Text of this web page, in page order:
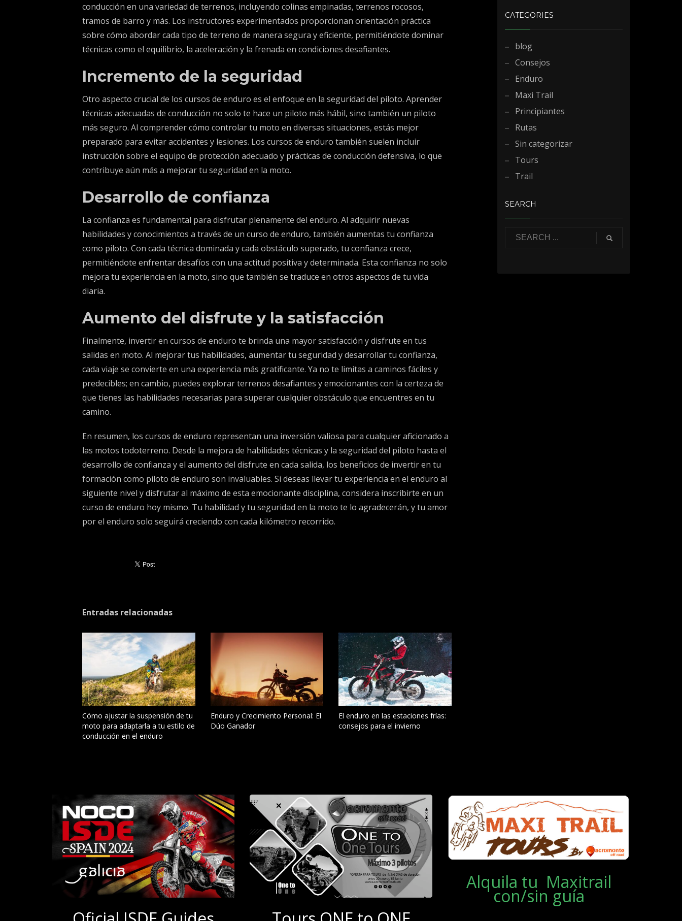
conducción en una variedad de terrenos, incluyendo colinas empinadas, terrenos rocosos,
tramos de barro y más. Los instructores experimentados proporcionan orientación práctica
sobre cómo abordar cada tipo de terreno de manera segura y eficiente, permitiéndote dominar
técnicas como el equilibrio, la aceleración y la frenada en condiciones desafiantes.
Incremento de la seguridad
Otro aspecto crucial de los cursos de enduro es el enfoque en la seguridad del piloto. Aprender
técnicas adecuadas de conducción no solo te hace un piloto más hábil, sino también un piloto
más seguro. Al comprender cómo controlar tu moto en diversas situaciones, estás mejor
preparado para evitar accidentes y lesiones. Los cursos de enduro también suelen incluir
instrucción sobre el equipo de protección adecuado y prácticas de conducción defensiva, lo que
contribuye aún más a mejorar tu seguridad en la moto.
Desarrollo de confianza
La confianza es fundamental para disfrutar plenamente del enduro. Al adquirir nuevas
habilidades y conocimientos a través de un curso de enduro, también aumentas tu confianza
como piloto. Con cada técnica dominada y cada obstáculo superado, tu confianza crece,
permitiéndote enfrentar desafíos con una actitud positiva y determinada. Esta confianza no solo
mejora tu experiencia en la moto, sino que también se traduce en otros aspectos de tu vida
diaria.
Aumento del disfrute y la satisfacción
Finalmente, invertir en cursos de enduro te brinda una mayor satisfacción y disfrute en tus
salidas en moto. Al mejorar tus habilidades, aumentar tu seguridad y desarrollar tu confianza,
cada viaje se convierte en una experiencia más gratificante. Ya no te limitas a caminos fáciles y
predecibles; en cambio, puedes explorar terrenos desafiantes y emocionantes con la certeza de
que tienes las habilidades necesarias para superar cualquier obstáculo que encuentres en tu
camino.
En resumen, los cursos de enduro representan una inversión valiosa para cualquier aficionado a
las motos todoterreno. Desde la mejora de habilidades técnicas y la seguridad del piloto hasta el
desarrollo de confianza y el aumento del disfrute en cada salida, los beneficios de invertir en tu
formación como piloto de enduro son invaluables. Si deseas llevar tu experiencia en el enduro al
siguiente nivel y disfrutar al máximo de esta emocionante disciplina, considera inscribirte en un
curso de enduro hoy mismo. Tu habilidad y tu seguridad en la moto te lo agradecerán, y tu amor
por el enduro solo seguirá creciendo con cada kilómetro recorrido.
Entradas relacionadas
Cómo ajustar la suspensión de tu
moto para adaptarla a tu estilo de
conducción en el enduro
Enduro y Crecimiento Personal: El
Dúo Ganador
El enduro en las estaciones frías:
consejos para el invierno
CATEGORIES
blog
Consejos
Enduro
Maxi Trail
Principiantes
Rutas
Sin categorizar
Tours
Trail
SEARCH
Alquila tu Maxitrail
con/sin guía